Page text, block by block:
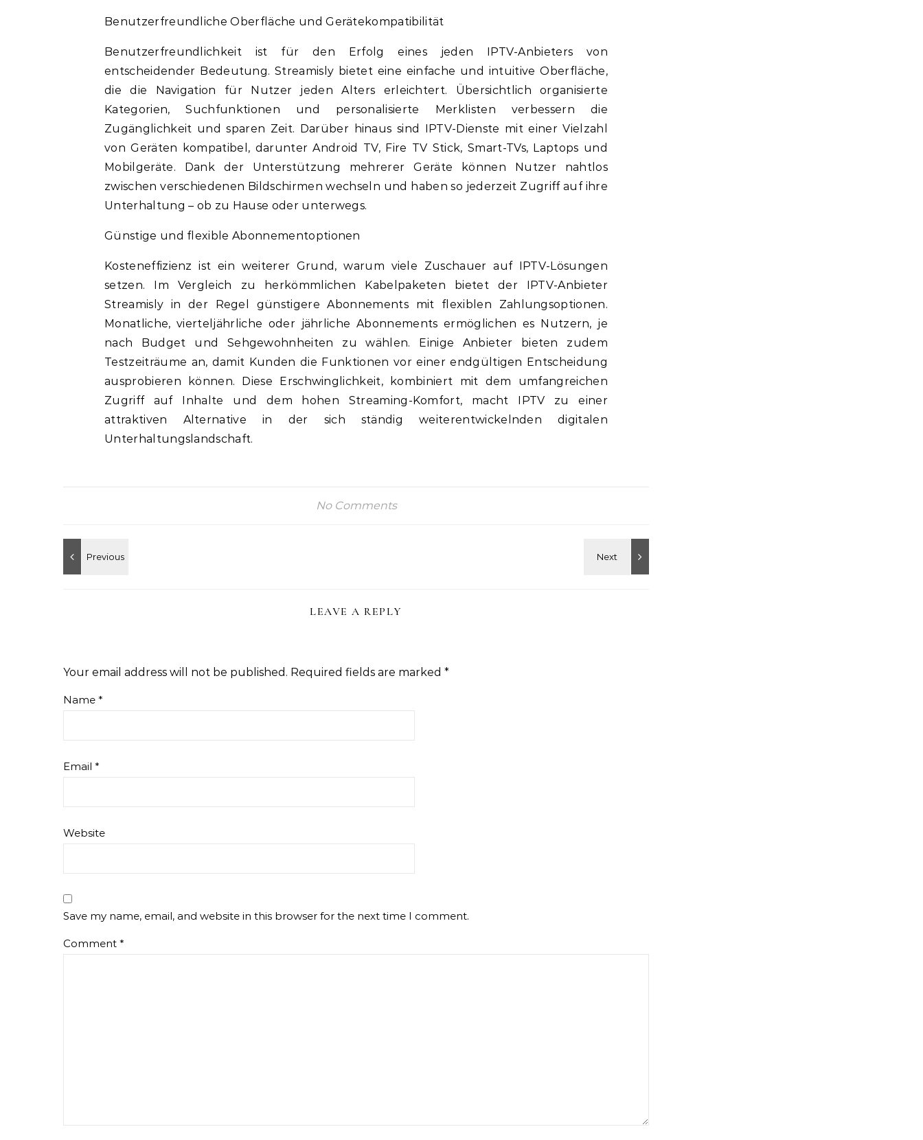
Benutzerfreundliche Oberfläche und Gerätekompatibilität
Benutzerfreundlichkeit ist für den Erfolg eines jeden IPTV-Anbieters von
entscheidender Bedeutung. Streamisly bietet eine einfache und intuitive Oberfläche,
die die Navigation für Nutzer jeden Alters erleichtert. Übersichtlich organisierte
Kategorien, Suchfunktionen und personalisierte Merklisten verbessern die
Zugänglichkeit und sparen Zeit. Darüber hinaus sind IPTV-Dienste mit einer Vielzahl
von Geräten kompatibel, darunter Android TV, Fire TV Stick, Smart-TVs, Laptops und
Mobilgeräte. Dank der Unterstützung mehrerer Geräte können Nutzer nahtlos
zwischen verschiedenen Bildschirmen wechseln und haben so jederzeit Zugriff auf ihre
Unterhaltung – ob zu Hause oder unterwegs.
Günstige und flexible Abonnementoptionen
Kosteneffizienz ist ein weiterer Grund, warum viele Zuschauer auf IPTV-Lösungen
setzen. Im Vergleich zu herkömmlichen Kabelpaketen bietet der IPTV-Anbieter
Streamisly in der Regel günstigere Abonnements mit flexiblen Zahlungsoptionen.
Monatliche, vierteljährliche oder jährliche Abonnements ermöglichen es Nutzern, je
nach Budget und Sehgewohnheiten zu wählen. Einige Anbieter bieten zudem
Testzeiträume an, damit Kunden die Funktionen vor einer endgültigen Entscheidung
ausprobieren können. Diese Erschwinglichkeit, kombiniert mit dem umfangreichen
Zugriff auf Inhalte und dem hohen Streaming-Komfort, macht IPTV zu einer
attraktiven Alternative in der sich ständig weiterentwickelnden digitalen
Unterhaltungslandschaft.
No Comments
LEAVE A REPLY
Your email address will not be published. Required fields are marked *
Name *
Email *
Website
Save my name, email, and website in this browser for the next time I comment.
Comment *